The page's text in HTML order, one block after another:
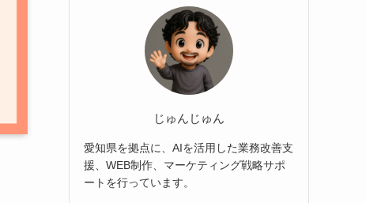
じゅんじゅん
愛知県を拠点に、AIを活用した業務改善支
援、WEB制作、マーケティング戦略サポ
ートを行っています。